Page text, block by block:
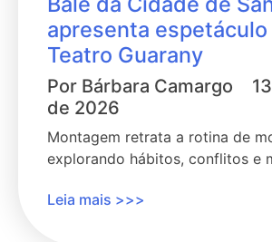
apresenta espetáculo
Teatro Guarany
Por Bárbara Camargo
de 2026
Montagem retrata a rotina de
explorando hábitos, conflitos e
Leia mais >>>